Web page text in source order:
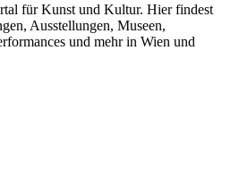
für Kunst und Kultur. Hier findest
Ausstellungen, Museen,
und mehr in Wien und